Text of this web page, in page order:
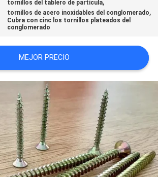
tornillos del tablero de partícula
tornillos de acero inoxidables del conglomerado,
Cubra con cinc los tornillos plateados del
conglomerado
MEJOR PRECIO